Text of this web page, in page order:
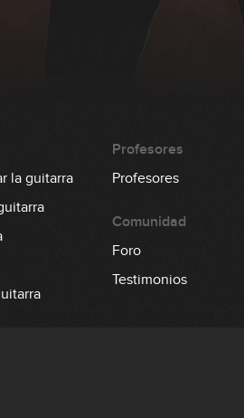
la guitarra
Profesores
Profesores
Comunidad
Foro
Testimonios